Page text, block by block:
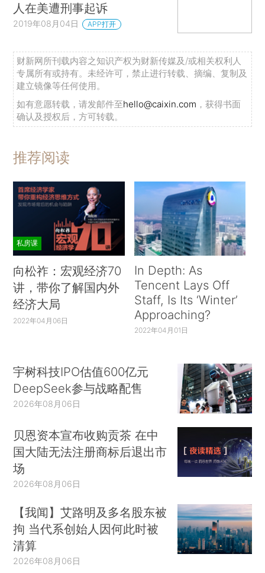
人在美遭刑事起诉
2019年08月04日 APP打开
财新网所刊载内容之知识产权为财新传媒及/或相关权利人
专属所有或持有。未经许可，禁止进行转载、摘编、复制及
建立镜像等任何使用。
如有意愿转载，请发邮件至hello@caixin.com ，获得书面
确认及授权后，方可转载。
推荐阅读
私房课
向松祚：宏观经济70
讲，带你了解国内外
经济大局
2022年04月06日
In Depth: As
Tencent Lays Off
Staff, Is Its ‘Winter’
Approaching?
2022年04月01日
宇树科技IPO估值600亿元
DeepSeek参与战略配售
2026年08月06日
贝恩资本宣布收购贡茶 在中
国大陆无法注册商标后退出市
场
2026年08月06日
【我闻】艾路明及多名股东被
拘 当代系创始人因何此时被
清算
2026年08月06日